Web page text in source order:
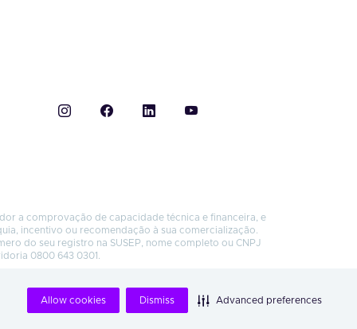
Allow cookies Dismiss Advanced preferences
a comprovação de capacidade técnica e financeira, e
incentivo ou recomendação à sua comercialização.
do seu registro na SUSEP, nome completo ou CNPJ
0800 643 0301.